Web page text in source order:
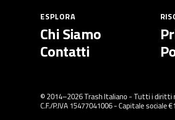
ESPLORA
Chi Siamo
Contatti
© 2014–2026Trash Italiano - Tutti i diritti
C.F./P.IVA 15477041006 - Capitale sociale